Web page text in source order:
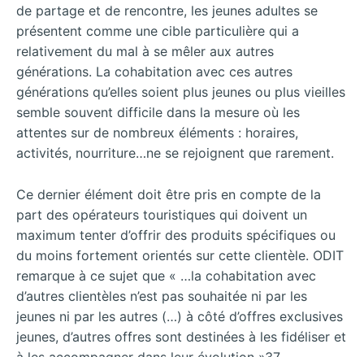
de partage et de rencontre, les jeunes adultes se
présentent comme une cible particulière qui a
relativement du mal à se mêler aux autres
générations. La cohabitation avec ces autres
générations qu’elles soient plus jeunes ou plus vieilles
semble souvent difficile dans la mesure où les
attentes sur de nombreux éléments : horaires,
activités, nourriture…ne se rejoignent que rarement.
Ce dernier élément doit être pris en compte de la
part des opérateurs touristiques qui doivent un
maximum tenter d’offrir des produits spécifiques ou
du moins fortement orientés sur cette clientèle. ODIT
remarque à ce sujet que « …la cohabitation avec
d’autres clientèles n’est pas souhaitée ni par les
jeunes ni par les autres (…) à côté d’offres exclusives
jeunes, d’autres offres sont destinées à les fidéliser et